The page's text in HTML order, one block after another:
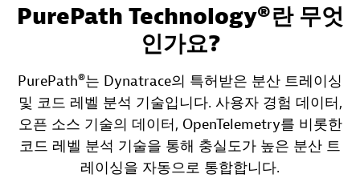
PurePath Technology®란 무엇
인가요?
PurePath®는 Dynatrace의 특허받은 분산 트레이싱
및 코드 레벨 분석 기술입니다. 사용자 경험 데이터,
오픈 소스 기술의 데이터, OpenTelemetry를 비롯한
코드 레벨 분석 기술을 통해 충실도가 높은 분산 트
레이싱을 자동으로 통합합니다.